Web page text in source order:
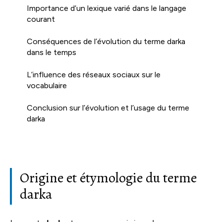
Importance d’un lexique varié dans le langage
courant
Conséquences de l’évolution du terme darka
dans le temps
L’influence des réseaux sociaux sur le
vocabulaire
Conclusion sur l’évolution et l’usage du terme
darka
Origine et étymologie du terme
darka